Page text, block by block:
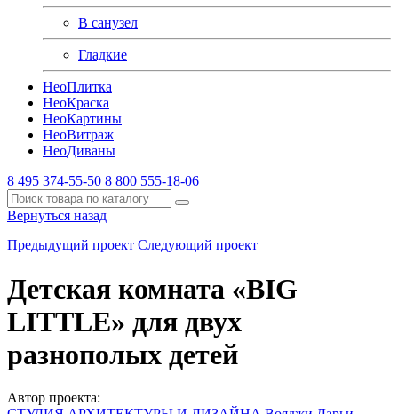
В санузел
Гладкие
НеоПлитка
НеоКраска
НеоКартины
НеоВитраж
НеоДиваны
8 495 374-55-50 8 800 555-18-06
Вернуться назад
Предыдущий проект Следующий проект
Детская комната «BIG
LITTLE» для двух
разнополых детей
Автор проекта: